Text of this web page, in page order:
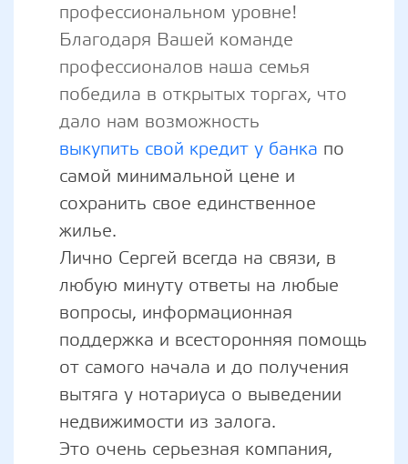
профессиональном уровне!
Благодаря Вашей команде
профессионалов наша семья
победила в открытых торгах, что
дало нам возможность
выкупить свой кредит у банка по
самой минимальной цене и
сохранить свое единственное
жилье.
Лично Сергей всегда на связи, в
любую минуту ответы на любые
вопросы, информационная
поддержка и всесторонняя помощь
от самого начала и до получения
вытяга у нотариуса о выведении
недвижимости из залога.
Это очень серьезная компания,